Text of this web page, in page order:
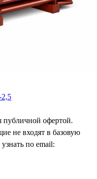
публичной офертой.
не входят в базовую
по email: